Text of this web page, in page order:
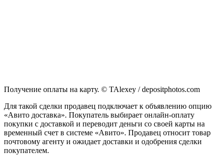
Получение оплаты на карту. © TAlexey / depositphotos.com
Для такой сделки продавец подключает к объявлению опцию
«Авито доставка». Покупатель выбирает онлайн-оплату
покупки с доставкой и переводит деньги со своей карты на
временный счет в системе «Авито». Продавец относит товар
почтовому агенту и ожидает доставки и одобрения сделки
покупателем.